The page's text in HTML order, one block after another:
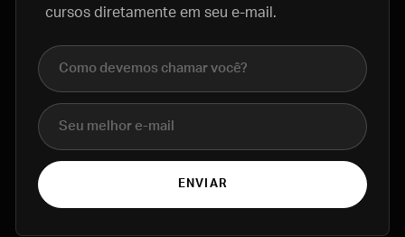
cursos diretamente em seu e-mail.
Nome completo
E-mail
ENVIAR